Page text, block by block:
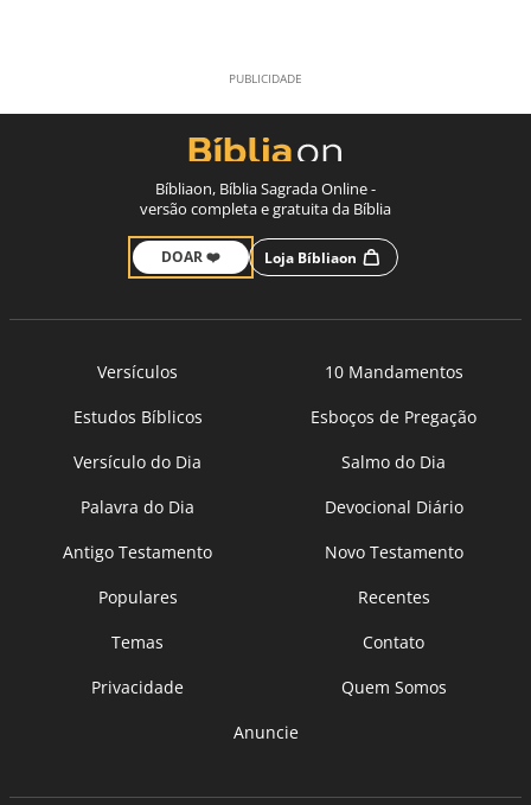
Bíbliaon, Bíblia Sagrada Online -
versão completa e gratuita da Bíblia
DOAR ❤️ Loja Bíbliaon
Versículos
10 Mandamentos
Estudos Bíblicos
Esboços de Pregação
Versículo do Dia
Salmo do Dia
Palavra do Dia
Devocional Diário
Antigo Testamento
Novo Testamento
Populares
Recentes
Temas
Contato
Privacidade
Quem Somos
Anuncie